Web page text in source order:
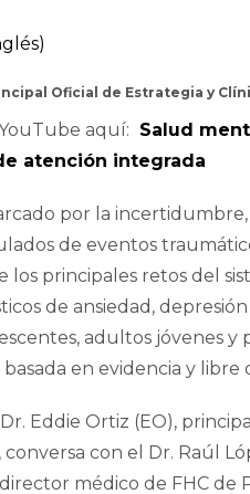
)
Oficial de Estrategia y
aquí: Salud
atención integrada
por la
de eventos
los principales retos del
de ansiedad,
adultos jóvenes y
en evidencia y libre
Eddie Ortiz (EO),
con el Dr. Raúl
médico de FHC de